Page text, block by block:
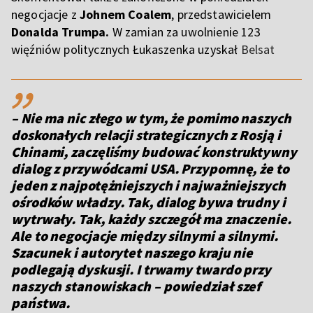
negocjacje zJohnem Coalem, przedstawicielem
Donalda Trumpa. W zamian za uwolnienie 123
więźniów politycznych Łukaszenka uzyskał Belsat
,,
– Nie ma nic złego w tym, że pomimo naszych
doskonałych relacji strategicznych z Rosją i
Chinami, zaczęliśmy budować konstruktywny
dialog z przywódcami USA. Przypomnę, że to
jeden z najpotężniejszych i najważniejszych
ośrodków władzy. Tak, dialog bywa trudny i
wytrwały. Tak, każdy szczegół ma znaczenie.
Ale to negocjacje między silnymi a silnymi.
Szacunek i autorytet naszego kraju nie
podlegają dyskusji. I trwamy twardo przy
naszych stanowiskach – powiedział szef
państwa.